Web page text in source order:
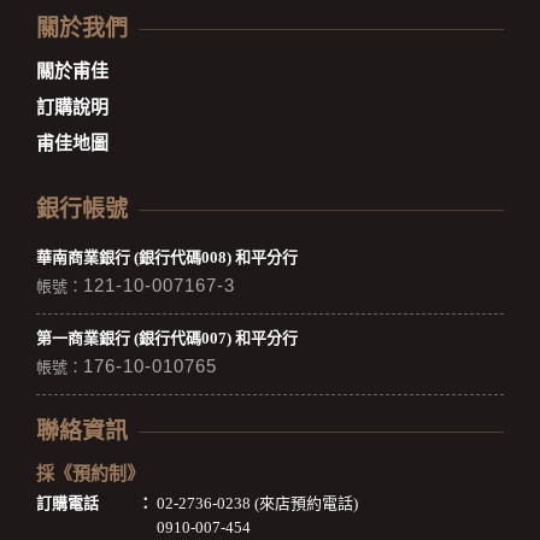
關於我們
關於甫佳
訂購說明
甫佳地圖
銀行帳號
華南商業銀行 (銀行代碼008) 和平分行
帳號： 121-10-007167-3
第一商業銀行 (銀行代碼007) 和平分行
帳號： 176-10-010765
聯絡資訊
採《預約制》
訂購電話 ： 02-2736-0238 (來店預約電話)
0910-007-454